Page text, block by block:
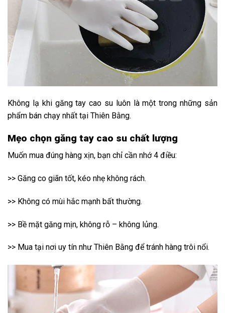
Không lạ khi găng tay cao su luôn là một trong những sản
phẩm bán chạy nhất tại Thiên Bằng.
Mẹo chọn găng tay cao su chất lượng
Muốn mua đúng hàng xịn, bạn chỉ cần nhớ 4 điều:
>> Găng co giãn tốt, kéo nhẹ không rách.
>> Không có mùi hắc mạnh bất thường.
>> Bề mặt găng mịn, không rỗ – không lủng.
>> Mua tại nơi uy tín như Thiên Bằng để tránh hàng trôi nổi.